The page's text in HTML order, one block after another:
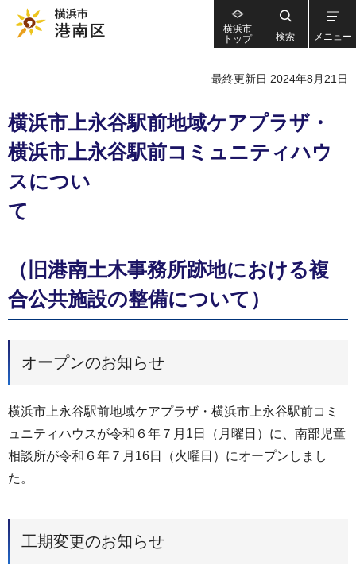
横浜市
トップ
検索 メニュー
最終更新日 2024年8月21日
横浜市上永谷駅前地域ケアプラザ・
横浜市上永谷駅前コミュニティハウ
スについ
て
（旧港南土木事務所跡地における複
合公共施設の整備について）
オープンのお知らせ
横浜市上永谷駅前地域ケアプラザ・横浜市上永谷駅前コミ
ュニティハウスが令和６年７月1日（月曜日）に、南部児童
相談所が令和６年７月16日（火曜日）にオープンしまし
た。
工期変更のお知らせ